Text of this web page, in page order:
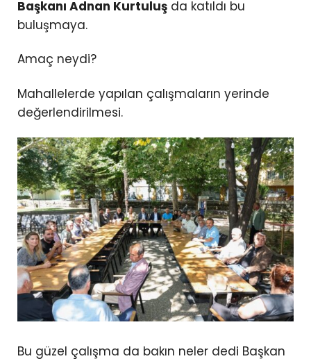
Başkanı Adnan Kurtuluş da katıldı bu
buluşmaya.
Amaç neydi?
Mahallelerde yapılan çalışmaların yerinde
değerlendirilmesi.
Bu güzel çalışma da bakın neler dedi Başkan